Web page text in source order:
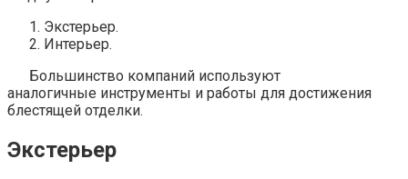
Экстерьер.
Интерьер.
Большинство компаний используют
аналогичные инструменты и работы для достижения
блестящей отделки.
Экстерьер